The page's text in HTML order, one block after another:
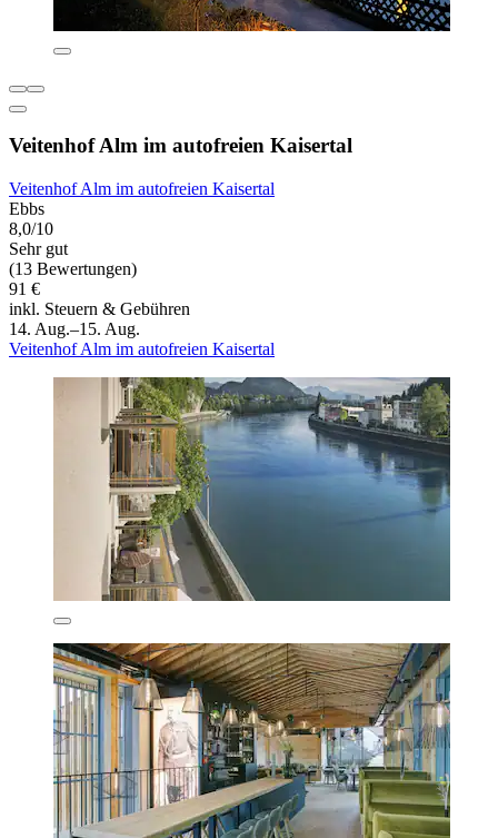
Veitenhof Alm im autofreien Kaisertal
Veitenhof Alm im autofreien Kaisertal
Ebbs
8,0/10
Sehr gut
(13 Bewertungen)
91 €
inkl. Steuern & Gebühren
14. Aug.–15. Aug.
Veitenhof Alm im autofreien Kaisertal